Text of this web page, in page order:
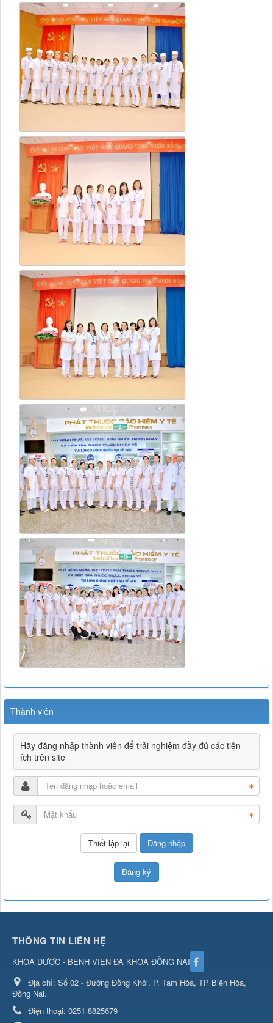
Thành viên
Hãy đăng nhập thành viên để trải nghiệm đầy đủ các tiện
ích trên site
Đăng nhập
Đăng ký
THÔNG TIN LIÊN HỆ
KHOA DƯỢC - BỆNH VIỆN ĐA KHOA ĐỒNG NAI
Địa chỉ: Số 02 - Đường Đồng Khởi, P. Tam Hòa, TP Biên Hòa,
Đồng Nai.
Điện thoại: 0251 8825679